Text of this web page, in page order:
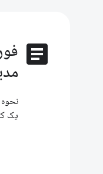
article
نحوه
یک